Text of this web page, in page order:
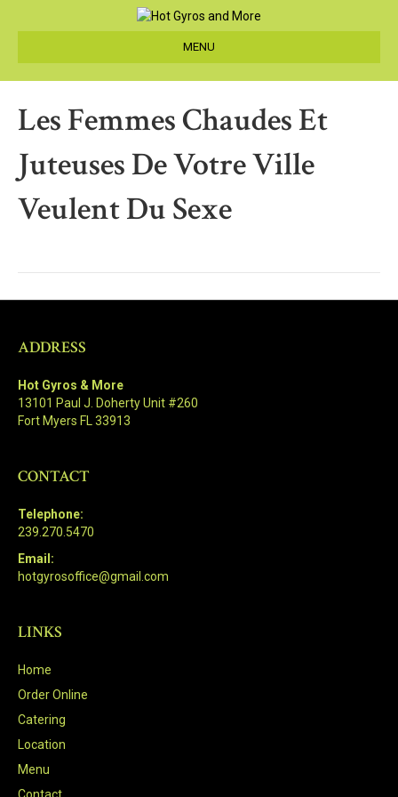
MENU
Les Femmes Chaudes Et
Juteuses De Votre Ville
Veulent Du Sexe
ADDRESS
Hot Gyros & More
13101 Paul J. Doherty Unit #260
Fort Myers FL 33913
CONTACT
Telephone:
239.270.5470
Email:
hotgyrosoffice@gmail.com
LINKS
Home
Order Online
Catering
Location
Menu